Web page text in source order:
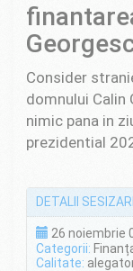
Consider
domnului Calin
nimic pana in
prezidential
DETALII
26 noiembrie
Categorii:
Calitate: